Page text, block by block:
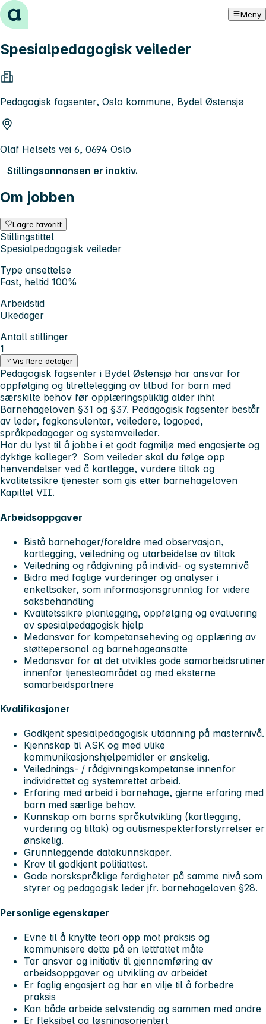
Hopp til innhold Meny
Spesialpedagogisk veileder
Pedagogisk fagsenter, Oslo kommune, Bydel Østensjø
Olaf Helsets vei 6, 0694 Oslo
Stillingsannonsen er inaktiv.
Om jobben
Lagre favoritt
Stillingstittel
Spesialpedagogisk veileder
Type ansettelse
Fast, heltid 100%
Arbeidstid
Ukedager
Antall stillinger
1
Vis flere detaljer
Pedagogisk fagsenter i Bydel Østensjø har ansvar for
oppfølging og tilrettelegging av tilbud for barn med
særskilte behov før opplæringspliktig alder ihht
Barnehageloven §31 og §37. Pedagogisk fagsenter består
av leder, fagkonsulenter, veiledere, logoped,
språkpedagoger og systemveileder.
Har du lyst til å jobbe i et godt fagmiljø med engasjerte og
dyktige kolleger? Som veileder skal du følge opp
henvendelser ved å kartlegge, vurdere tiltak og
kvalitetssikre tjenester som gis etter barnehageloven
Kapittel VII.
Arbeidsoppgaver
Bistå barnehager/foreldre med observasjon,
kartlegging, veiledning og utarbeidelse av tiltak
Veiledning og rådgivning på individ- og systemnivå
Bidra med faglige vurderinger og analyser i
enkeltsaker, som informasjonsgrunnlag for videre
saksbehandling
Kvalitetssikre planlegging, oppfølging og evaluering
av spesialpedagogisk hjelp
Medansvar for kompetanseheving og opplæring av
støttepersonal og barnehageansatte
Medansvar for at det utvikles gode samarbeidsrutiner
innenfor tjenesteområdet og med eksterne
samarbeidspartnere
Kvalifikasjoner
Godkjent spesialpedagogisk utdanning på masternivå.
Kjennskap til ASK og med ulike
kommunikasjonshjelpemidler er ønskelig.
Veilednings- / rådgivningskompetanse innenfor
individrettet og systemrettet arbeid.
Erfaring med arbeid i barnehage, gjerne erfaring med
barn med særlige behov.
Kunnskap om barns språkutvikling (kartlegging,
vurdering og tiltak) og autismespekterforstyrrelser er
ønskelig.
Grunnleggende datakunnskaper.
Krav til godkjent politiattest.
Gode norskspråklige ferdigheter på samme nivå som
styrer og pedagogisk leder jfr. barnehageloven §28.
Personlige egenskaper
Evne til å knytte teori opp mot praksis og
kommunisere dette på en lettfattet måte
Tar ansvar og initiativ til gjennomføring av
arbeidsoppgaver og utvikling av arbeidet
Er faglig engasjert og har en vilje til å forbedre
praksis
Kan både arbeide selvstendig og sammen med andre
Er fleksibel og løsningsorientert